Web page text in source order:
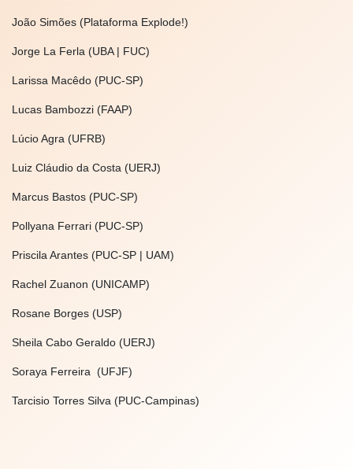
João Simões (Plataforma Explode!)
Jorge La Ferla (UBA | FUC)
Larissa Macêdo (PUC-SP)
Lucas Bambozzi (FAAP)
Lúcio Agra (UFRB)
Luiz Cláudio da Costa (UERJ)
Marcus Bastos (PUC-SP)
Pollyana Ferrari (PUC-SP)
Priscila Arantes (PUC-SP | UAM)
Rachel Zuanon (UNICAMP)
Rosane Borges (USP)
Sheila Cabo Geraldo (UERJ)
Soraya Ferreira (UFJF)
Tarcisio Torres Silva (PUC-Campinas)